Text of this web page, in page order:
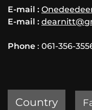
E-mail :
E-mail :
Phone : 061-356-
Country